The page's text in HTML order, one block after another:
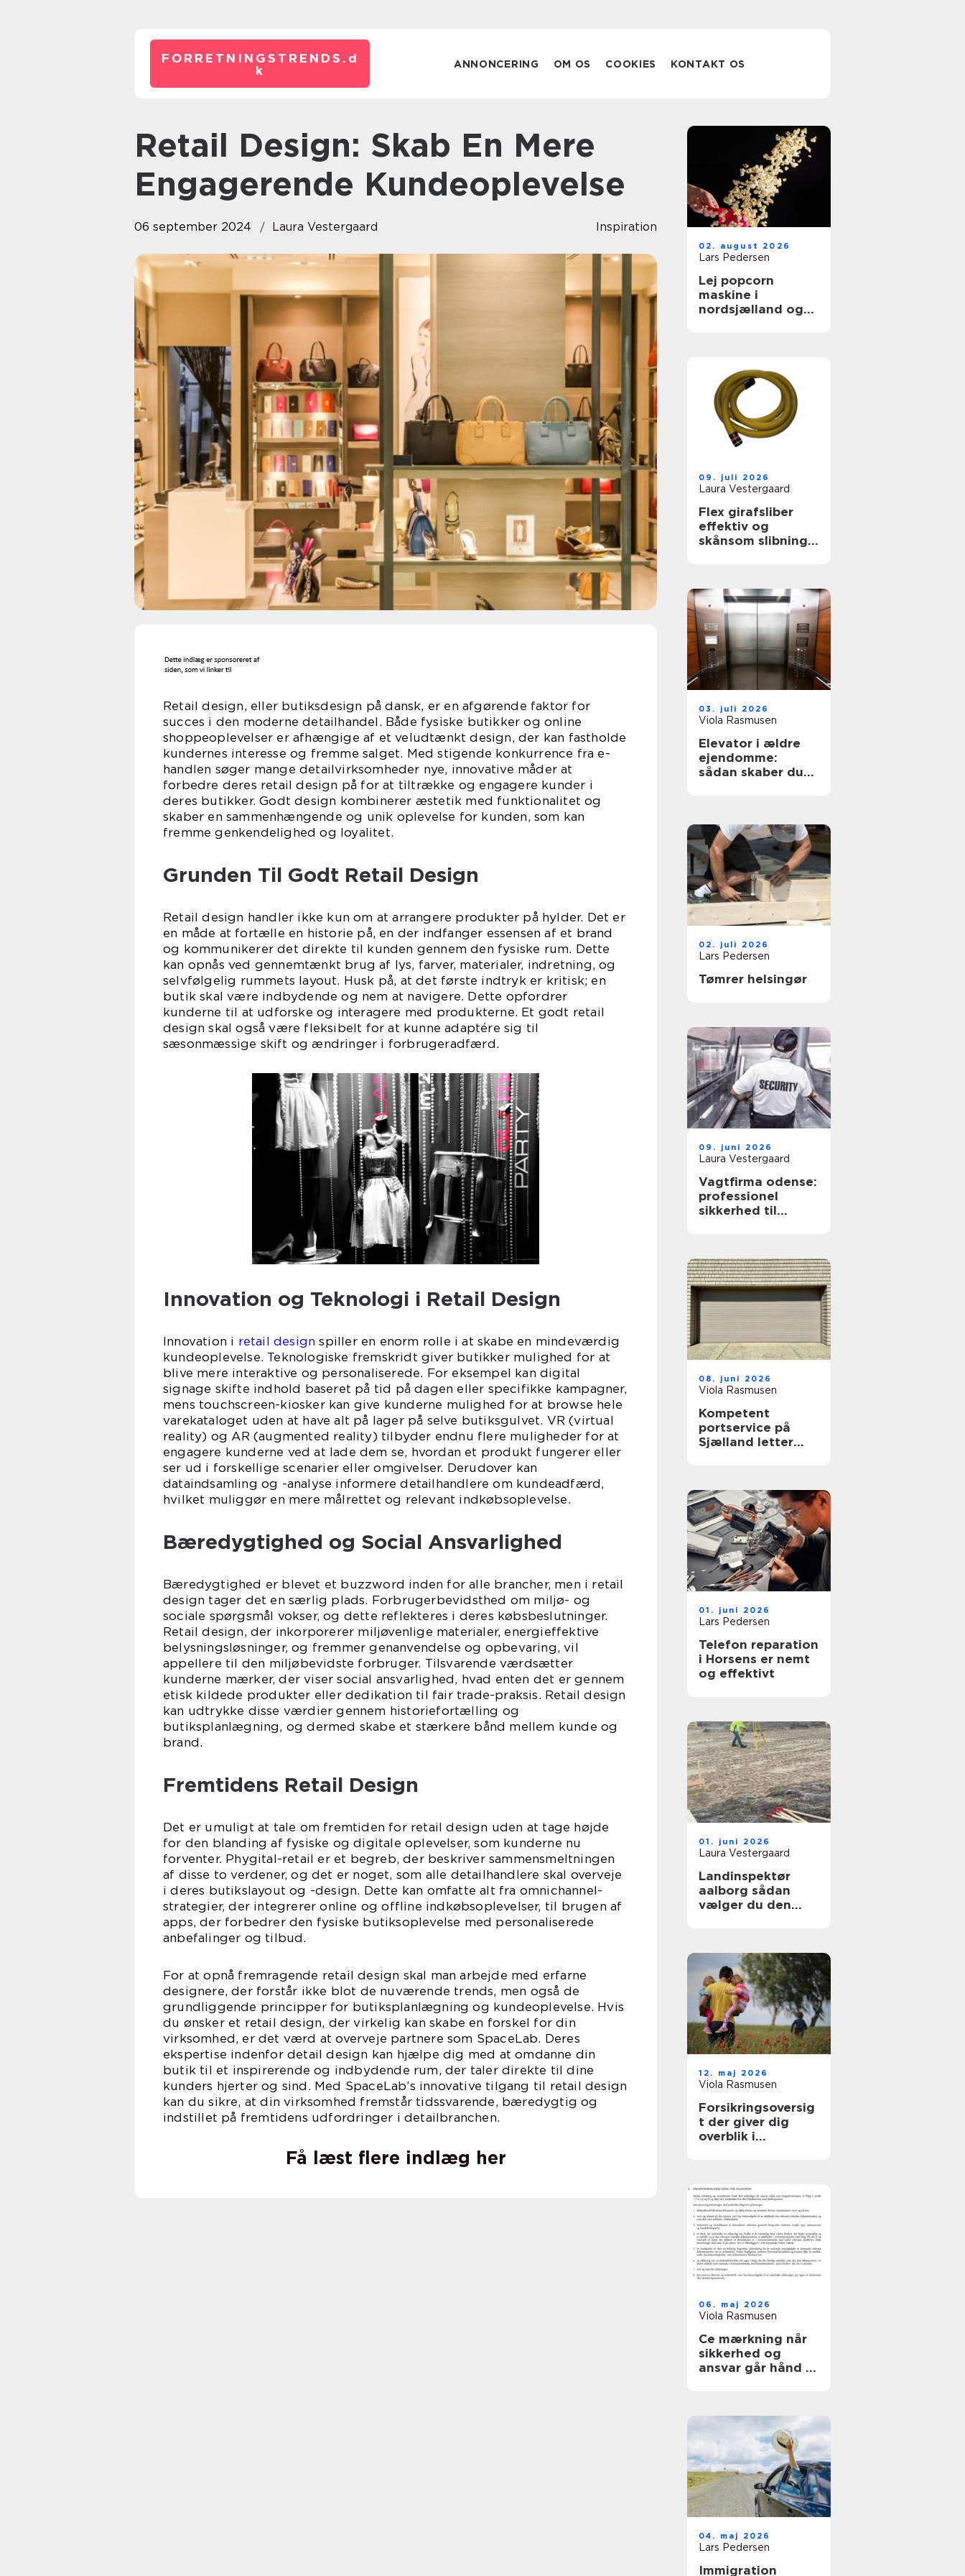
FORRETNINGSTRENDS. d
k
ANNONCERING OM OS COOKIES KONTAKT OS
Retail Design: Skab En Mere
Engagerende Kundeoplevelse
06 september 2024 Laura Vestergaard Inspiration
Retail design, eller butiksdesign på dansk, er en afgørende faktor for
succes i den moderne detailhandel. Både fysiske butikker og online
shoppeoplevelser er afhængige af et veludtænkt design, der kan fastholde
kundernes interesse og fremme salget. Med stigende konkurrence fra e-
handlen søger mange detailvirksomheder nye, innovative måder at
forbedre deres retail design på for at tiltrække og engagere kunder i
deres butikker. Godt design kombinerer æstetik med funktionalitet og
skaber en sammenhængende og unik oplevelse for kunden, som kan
fremme genkendelighed og loyalitet.
Grunden Til Godt Retail Design
Retail design handler ikke kun om at arrangere produkter på hylder. Det er
en måde at fortælle en historie på, en der indfanger essensen af et brand
og kommunikerer det direkte til kunden gennem den fysiske rum. Dette
kan opnås ved gennemtænkt brug af lys, farver, materialer, indretning, og
selvfølgelig rummets layout. Husk på, at det første indtryk er kritisk; en
butik skal være indbydende og nem at navigere. Dette opfordrer
kunderne til at udforske og interagere med produkterne. Et godt retail
design skal også være fleksibelt for at kunne adaptére sig til
sæsonmæssige skift og ændringer i forbrugeradfærd.
Innovation og Teknologi i Retail Design
Innovation i retail design spiller en enorm rolle i at skabe en mindeværdig
kundeoplevelse. Teknologiske fremskridt giver butikker mulighed for at
blive mere interaktive og personaliserede. For eksempel kan digital
signage skifte indhold baseret på tid på dagen eller specifikke kampagner,
mens touchscreen-kiosker kan give kunderne mulighed for at browse hele
varekataloget uden at have alt på lager på selve butiksgulvet. VR (virtual
reality) og AR (augmented reality) tilbyder endnu flere muligheder for at
engagere kunderne ved at lade dem se, hvordan et produkt fungerer eller
ser ud i forskellige scenarier eller omgivelser. Derudover kan
dataindsamling og -analyse informere detailhandlere om kundeadfærd,
hvilket muliggør en mere målrettet og relevant indkøbsoplevelse.
Bæredygtighed og Social Ansvarlighed
Bæredygtighed er blevet et buzzword inden for alle brancher, men i retail
design tager det en særlig plads. Forbrugerbevidsthed om miljø- og
sociale spørgsmål vokser, og dette reflekteres i deres købsbeslutninger.
Retail design, der inkorporerer miljøvenlige materialer, energieffektive
belysningsløsninger, og fremmer genanvendelse og opbevaring, vil
appellere til den miljøbevidste forbruger. Tilsvarende værdsætter
kunderne mærker, der viser social ansvarlighed, hvad enten det er gennem
etisk kildede produkter eller dedikation til fair trade-praksis. Retail design
kan udtrykke disse værdier gennem historiefortælling og
butiksplanlægning, og dermed skabe et stærkere bånd mellem kunde og
brand.
Fremtidens Retail Design
Det er umuligt at tale om fremtiden for retail design uden at tage højde
for den blanding af fysiske og digitale oplevelser, som kunderne nu
forventer. Phygital-retail er et begreb, der beskriver sammensmeltningen
af disse to verdener, og det er noget, som alle detailhandlere skal overveje
i deres butikslayout og -design. Dette kan omfatte alt fra omnichannel-
strategier, der integrerer online og offline indkøbsoplevelser, til brugen af
apps, der forbedrer den fysiske butiksoplevelse med personaliserede
anbefalinger og tilbud.
For at opnå fremragende retail design skal man arbejde med erfarne
designere, der forstår ikke blot de nuværende trends, men også de
grundliggende principper for butiksplanlægning og kundeoplevelse. Hvis
du ønsker et retail design, der virkelig kan skabe en forskel for din
virksomhed, er det værd at overveje partnere som SpaceLab. Deres
ekspertise indenfor detail design kan hjælpe dig med at omdanne din
butik til et inspirerende og indbydende rum, der taler direkte til dine
kunders hjerter og sind. Med SpaceLab’s innovative tilgang til retail design
kan du sikre, at din virksomhed fremstår tidssvarende, bæredygtig og
indstillet på fremtidens udfordringer i detailbranchen.
Få læst flere indlæg her
02. august 2026
Lars Pedersen
Lej popcorn
maskine i
nordsjælland og
09. juli 2026
Laura Vestergaard
Flex girafsliber
effektiv og
skånsom slibning
03. juli 2026
Viola Rasmusen
Elevator i ældre
ejendomme:
sådan skaber du
02. juli 2026
Lars Pedersen
Tømrer helsingør
09. juni 2026
Laura Vestergaard
Vagtfirma odense:
professionel
sikkerhed til
08. juni 2026
Viola Rasmusen
Kompetent
portservice på
Sjælland letter
01. juni 2026
Lars Pedersen
Telefon reparation
i Horsens er nemt
og effektivt
01. juni 2026
Laura Vestergaard
Landinspektør
aalborg sådan
vælger du den
12. maj 2026
Viola Rasmusen
Forsikringsoversig
t der giver dig
overblik i
06. maj 2026
Viola Rasmusen
Ce mærkning når
sikkerhed og
ansvar går hånd i
04. maj 2026
Lars Pedersen
Immigration